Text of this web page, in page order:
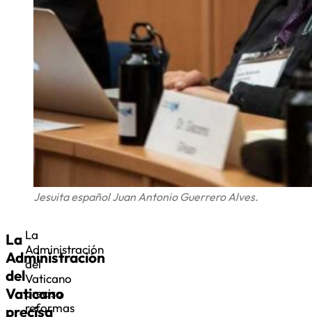
Jesuita español Juan Antonio Guerrero Alves.
La
Administración
del
Vaticano
precisa
La
Administración
del
Vaticano
precisa
reformas